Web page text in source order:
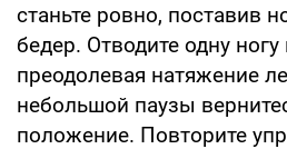
станьте ровно, поставив
бедер. Отводите одну ногу
преодолевая натяжение
небольшой паузы
положение. Повторите